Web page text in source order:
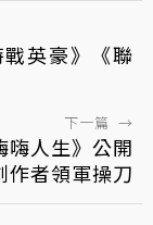
英豪》《聯
下一篇 →
嗨人生》公開
作者領軍操刀